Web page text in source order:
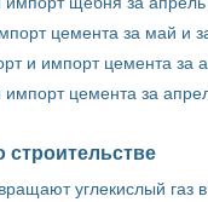
цемента за май и
и импорт цемента за
импорт цемента за
строительстве
углекислый газ